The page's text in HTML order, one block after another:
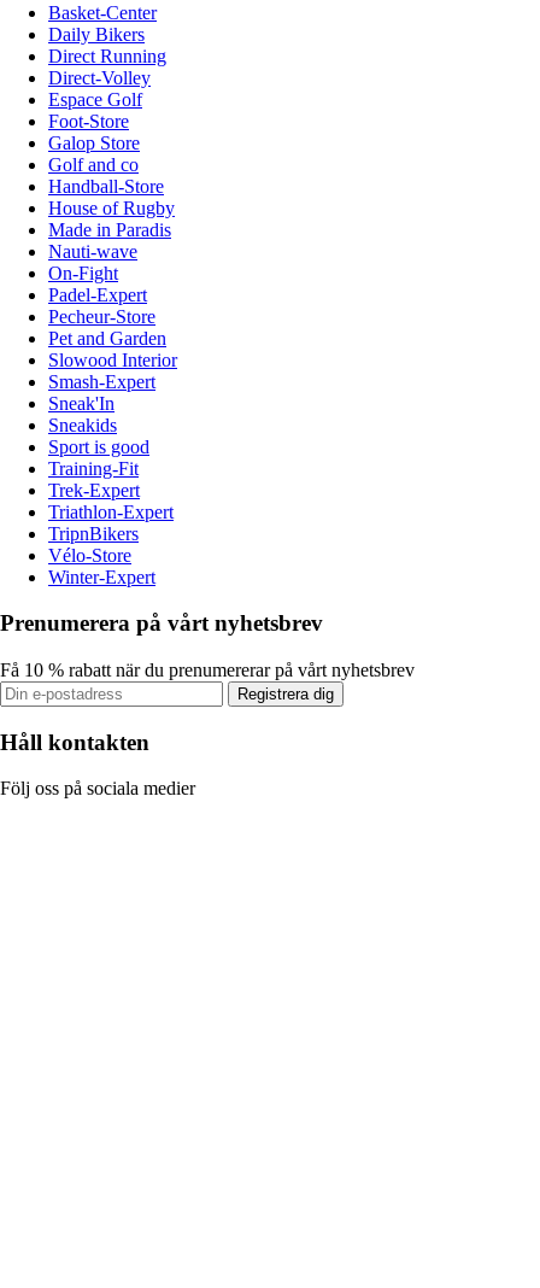
Basket-Center
Daily Bikers
Direct Running
Direct-Volley
Espace Golf
Foot-Store
Galop Store
Golf and co
Handball-Store
House of Rugby
Made in Paradis
Nauti-wave
On-Fight
Padel-Expert
Pecheur-Store
Pet and Garden
Slowood Interior
Smash-Expert
Sneak'In
Sneakids
Sport is good
Training-Fit
Trek-Expert
Triathlon-Expert
TripnBikers
Vélo-Store
Winter-Expert
Prenumerera på vårt nyhetsbrev
Få 10 % rabatt när du prenumererar på vårt nyhetsbrev
Registrera dig
Håll kontakten
Följ oss på sociala medier